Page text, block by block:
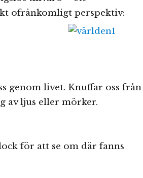
ofrånkomligt perspektiv:
genom livet. Knuffar oss från
av ljus eller mörker.
för att se om där fanns